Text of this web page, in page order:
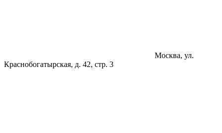
Москва, ул.
Краснобогатырская, д. 42, стр. 3